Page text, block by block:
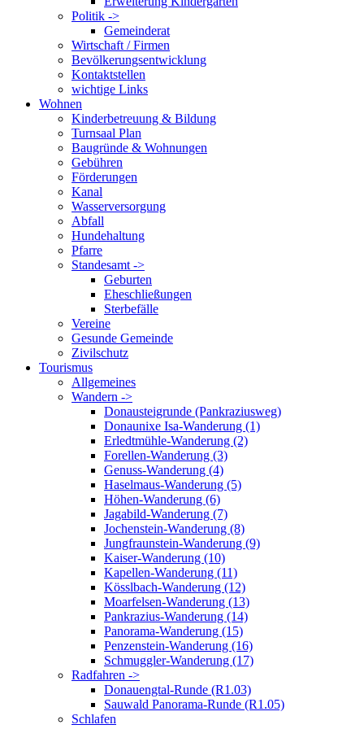
Politik ->
Gemeinderat
Wirtschaft / Firmen
Bevölkerungsentwicklung
Kontaktstellen
wichtige Links
Wohnen
Kinderbetreuung & Bildung
Turnsaal Plan
Baugründe & Wohnungen
Gebühren
Förderungen
Kanal
Wasserversorgung
Abfall
Hundehaltung
Pfarre
Standesamt ->
Geburten
Eheschließungen
Sterbefälle
Vereine
Gesunde Gemeinde
Zivilschutz
Tourismus
Allgemeines
Wandern ->
Donausteigrunde (Pankraziusweg)
Donaunixe Isa-Wanderung (1)
Erledtmühle-Wanderung (2)
Forellen-Wanderung (3)
Genuss-Wanderung (4)
Haselmaus-Wanderung (5)
Höhen-Wanderung (6)
Jagabild-Wanderung (7)
Jochenstein-Wanderung (8)
Jungfraunstein-Wanderung (9)
Kaiser-Wanderung (10)
Kapellen-Wanderung (11)
Kösslbach-Wanderung (12)
Moarfelsen-Wanderung (13)
Pankrazius-Wanderung (14)
Panorama-Wanderung (15)
Penzenstein-Wanderung (16)
Schmuggler-Wanderung (17)
Radfahren ->
Donauengtal-Runde (R1.03)
Sauwald Panorama-Runde (R1.05)
Schlafen